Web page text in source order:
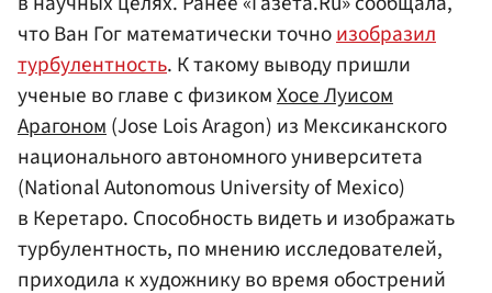
что Ван Гог математически точноизобразил
турбулентность. К такому выводу пришли
ученые во главе с физикомХосе Луисом
Арагоном(Jose Lois Aragon) из Мексиканского
национального автономного университета
(National Autonomous University of Mexico)
в Керетаро. Способность видеть и изображать
турбулентность, по мнению исследователей,
приходила к художнику во время обострений